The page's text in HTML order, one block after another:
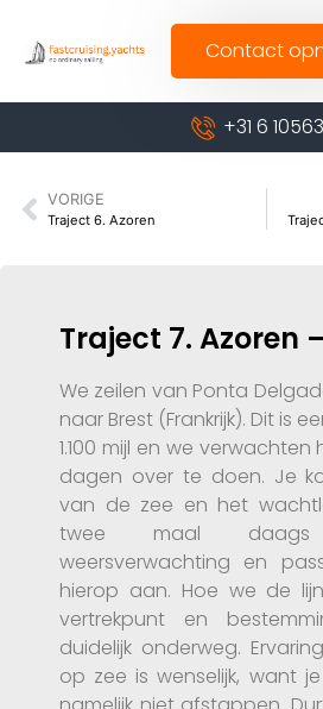
Contact
+31 6
VORIGE
Traject 6. Azoren
Traject 7. Azoren
We zeilen van Ponta
naar Brest (Frankrijk). Dit is
1.100 mijl en we
dagen over te doen. Je
van de zee en het
twee maal
weersverwachting en
hierop aan. Hoe we de
vertrekpunt en
duidelijk onderweg.
op zee is wenselijk, want